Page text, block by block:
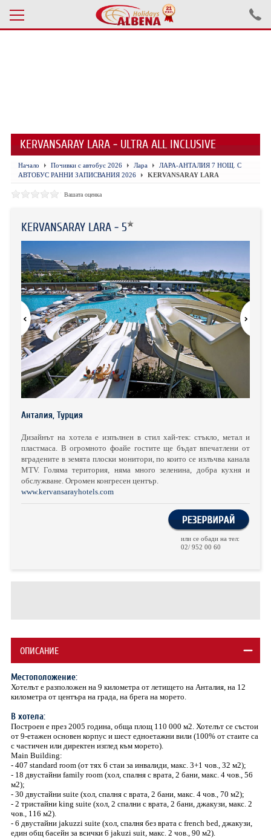
ЕКСКУРЗИИ САМОЛЕТ
ЕКСКУРЗИИ АВТОБУС
БЪЛГАРИЯ
ХОТЕЛИ В ТУРЦИЯ
ТУРЦИЯ С КОЛА
ХОТЕЛИ В ГЪРЦИЯ
НОВА ГОДИНА 2027
ХОТЕЛИ В АЛБАНИЯ
АВТОБУСИ ПОД НАЕМ
ЗА НАС
КОНТАКТИ
ОБЩИ УСЛОВИЯ ПАКЕТНИ
KERVANSARAY LARA - ULTRA ALL INCLUSIVE
Начало Почивки с автобус 2026 Ларa
ЛАРА-АНТАЛИЯ 7 НОЩ. С
АВТОБУС РАННИ ЗАПИСВАНИЯ 2026
KERVANSARAY LARA
Вашата оценка
KERVANSARAY LARA - 5
Анталия, Турция
Дизайнът на хотела е изпълнен в стил хай-тек: стъкло, метал и
пластмаса. В огромното фоайе гостите ще бъдат впечатлени от
вградените в земята плоски монитори, по които се излъчва канала
МТV. Голяма територия, няма много зеленина, добра кухня и
обслужване. Огромен конгресен център.
www.kervansarayhotels.com
или се обади на тел:
02/ 952 00 60
ОПИСАНИЕ
Местоположение:
Хотелът е разположен на 9 километра от летището на Анталия, на 12
километра от центъра на града, на брега на морето.
В хотела:
Построен е през 2005 година, обща площ 110 000 м2. Хотелът се състои
от 9-етажен основен корпус и шест едноетажни вили (100% от стаите са
с частичен или директен изглед към морето).
Main Building:
- 407 standard room (от тях 6 стаи за инвалиди, макс. 3+1 чов., 32 м2);
- 18 двустайни family room (хол, спалня с врата, 2 бани, макс. 4 чов., 56
м2);
- 30 двустайни suite (хол, спалня с врата, 2 бани, макс. 4 чов., 70 м2);
- 2 тристайни king suite (хол, 2 спални с врата, 2 бани, джакузи, макс. 2
чов., 116 м2).
- 6 двустайни jakuzzi suite (хол, спалня без врата с french bed, джакузи,
един общ басейн за всички 6 jakuzi suit, макс. 2 чов., 90 м2).